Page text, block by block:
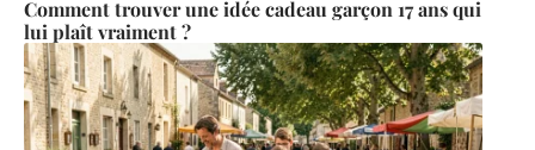
Comment trouver une idée cadeau garçon 17 ans qui
lui plaît vraiment ?